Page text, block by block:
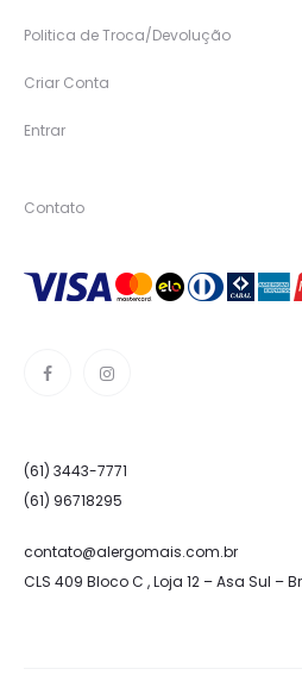
Politica de Troca/Devolução
Criar Conta
Entrar
Contato
(61) 3443-7771
(61) 96718295
contato@alergomais.com.br
CLS 409 Bloco C , Loja 12 – Asa Sul –